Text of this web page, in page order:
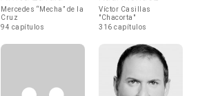
Mercedes “Mecha” de la
Cruz
94 capítulos
Víctor Casillas
"Chacorta"
316 capítulos